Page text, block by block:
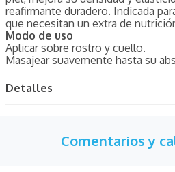
reafirmante duradero. Indicada
que necesitan un extra de
Modo de uso
Aplicar sobre rostro y cuello.
Masajear suavemente hasta su
Detalles
Comentarios y